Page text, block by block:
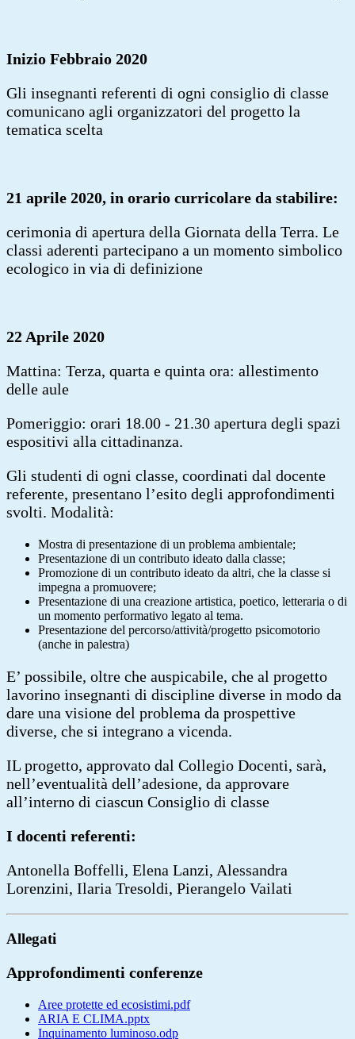
Inizio Febbraio 2020
Gli insegnanti referenti di ogni consiglio di classe
comunicano agli organizzatori del progetto la
tematica scelta
21 aprile 2020, in orario curricolare da stabilire:
cerimonia di apertura della Giornata della Terra. Le
classi aderenti partecipano a un momento simbolico
ecologico in via di definizione
22 Aprile 2020
Mattina: Terza, quarta e quinta ora: allestimento
delle aule
Pomeriggio: orari 18.00 - 21.30 apertura degli spazi
espositivi alla cittadinanza.
Gli studenti di ogni classe, coordinati dal docente
referente, presentano l’esito degli approfondimenti
svolti. Modalità:
Mostra di presentazione di un problema ambientale;
Presentazione di un contributo ideato dalla classe;
Promozione di un contributo ideato da altri, che la classe si
impegna a promuovere;
Presentazione di una creazione artistica, poetico, letteraria o di
un momento performativo legato al tema.
Presentazione del percorso/attività/progetto psicomotorio
(anche in palestra)
E’ possibile, oltre che auspicabile, che al progetto
lavorino insegnanti di discipline diverse in modo da
dare una visione del problema da prospettive
diverse, che si integrano a vicenda.
IL progetto, approvato dal Collegio Docenti, sarà,
nell’eventualità dell’adesione, da approvare
all’interno di ciascun Consiglio di classe
I docenti referenti:
Antonella Boffelli, Elena Lanzi, Alessandra
Lorenzini, Ilaria Tresoldi, Pierangelo Vailati
Allegati
Approfondimenti conferenze
Aree protette ed ecosistimi.pdf
ARIA E CLIMA.pptx
Inquinamento luminoso.odp